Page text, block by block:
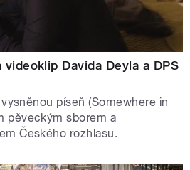
Davida Deyla a DPS
píseň (Somewhere in
pěveckým sborem a
Českého rozhlasu.